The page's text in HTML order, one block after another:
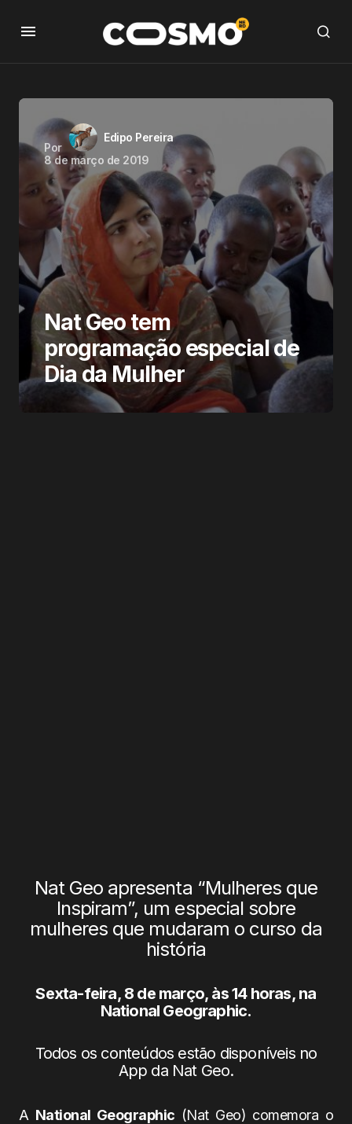
Por
Edipo Pereira
8 de março de 2019
Nat Geo tem
programação especial de
Dia da Mulher
Nat Geo apresenta “Mulheres que
Inspiram”, um especial sobre
mulheres que mudaram o curso da
história
Sexta-feira, 8 de março, às 14 horas, na
National Geographic.
Todos os conteúdos estão disponíveis no
App da Nat Geo.
A National Geographic (Nat Geo) comemora o